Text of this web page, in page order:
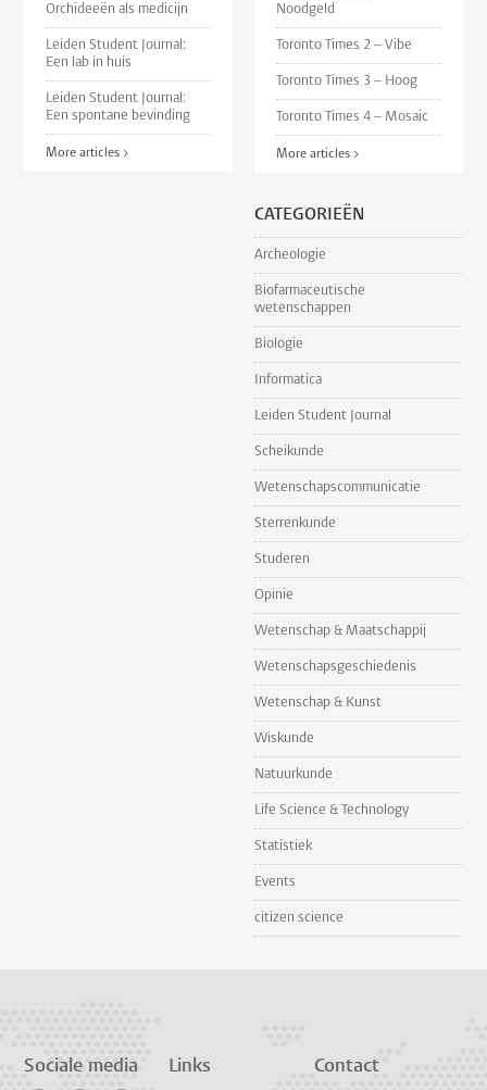
Orchideeën als medicijn
Leiden Student Journal:
Een lab in huis
Leiden Student Journal:
Een spontane bevinding
More articles >
Noodgeld
Toronto Times 2 – Vibe
Toronto Times 3 – Hoog
Toronto Times 4 – Mosaic
More articles >
CATEGORIEËN
Archeologie
Biofarmaceutische
wetenschappen
Biologie
Informatica
Leiden Student Journal
Scheikunde
Wetenschapscommunicatie
Sterrenkunde
Studeren
Opinie
Wetenschap & Maatschappij
Wetenschapsgeschiedenis
Wetenschap & Kunst
Wiskunde
Natuurkunde
Life Science & Technology
Statistiek
Events
citizen science
Sociale media Links Contact